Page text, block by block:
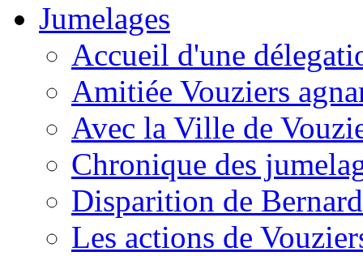
Jumelages
Accueil d'une
Amitiée Vouziers
Avec la Ville de
Chronique des
Disparition de
Les actions de